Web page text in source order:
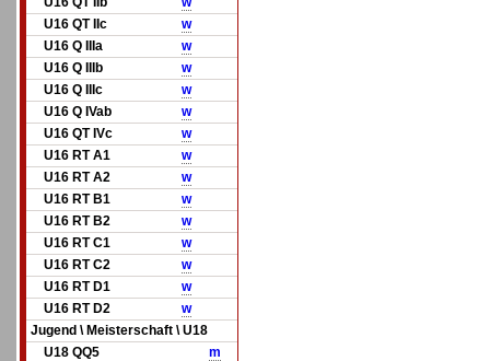
U16 QT IIc
w
U16 Q IIIa
w
U16 Q IIIb
w
U16 Q IIIc
w
U16 Q IVab
w
U16 QT IVc
w
U16 RT A1
w
U16 RT A2
w
U16 RT B1
w
U16 RT B2
w
U16 RT C1
w
U16 RT C2
w
U16 RT D1
w
U16 RT D2
w
Jugend \ Meisterschaft \ U18
U18 QQ5
m